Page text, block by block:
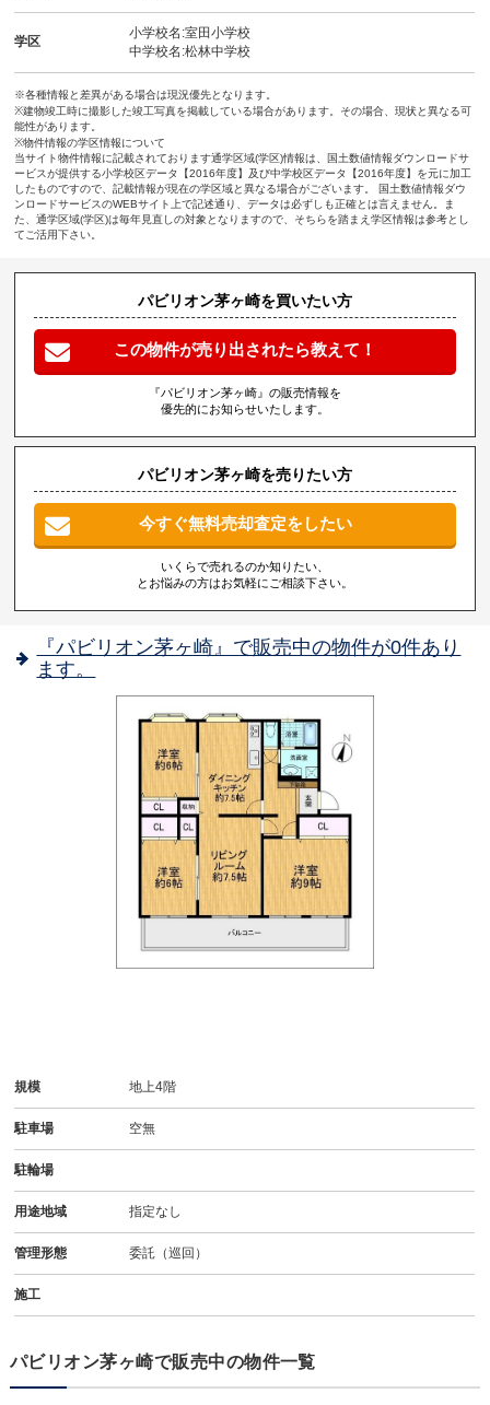
学区
小学校名:室田小学校
中学校名:松林中学校
※各種情報と差異がある場合は現況優先となります。
※建物竣工時に撮影した竣工写真を掲載している場合があります。その場合、現状と異なる可
能性があります。
※物件情報の学区情報について
当サイト物件情報に記載されております通学区域(学区)情報は、国土数値情報ダウンロードサ
ービスが提供する小学校区データ【2016年度】及び中学校区データ【2016年度】を元に加工
したものですので、記載情報が現在の学区域と異なる場合がございます。 国土数値情報ダウ
ンロードサービスのWEBサイト上で記述通り、データは必ずしも正確とは言えません。ま
た、通学区域(学区)は毎年見直しの対象となりますので、そちらを踏まえ学区情報は参考とし
てご活用下さい。
パビリオン茅ヶ崎を買いたい方
この物件が売り出されたら教えて！
『パビリオン茅ヶ崎』の販売情報を
優先的にお知らせいたします。
パビリオン茅ヶ崎を売りたい方
今すぐ無料売却査定をしたい
いくらで売れるのか知りたい、
とお悩みの方はお気軽にご相談下さい。
『パビリオン茅ヶ崎』で販売中の物件が0件あり
ます。
規模 地上4階
駐車場 空無
駐輪場
用途地域 指定なし
管理形態 委託（巡回）
施工
パビリオン茅ヶ崎で販売中の物件一覧